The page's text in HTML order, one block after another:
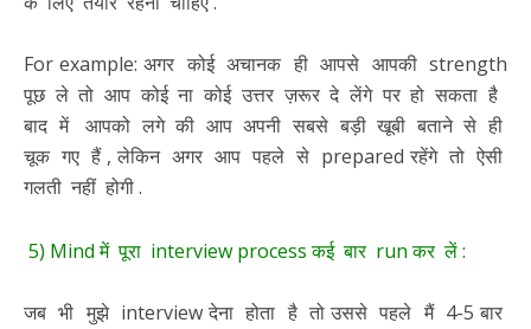
For example: अगर कोई अचानक ही आपसे आपकी strength
पूछ ले तो आप कोई ना कोई उत्तर ज़रूर दे लेंगे पर हो सकता है
बाद में आपको लगे की आप अपनी सबसे बड़ी खूबी बताने से ही
चूक गए हैं , लेकिन अगर आप पहले से prepared रहेंगे तो ऐसी
गलती नहीं होगी .
5) Mind में पूरा interview process कई बार run कर लें :
जब भी मुझे interview देना होता है तो उससे पहले मैं 4-5 बार